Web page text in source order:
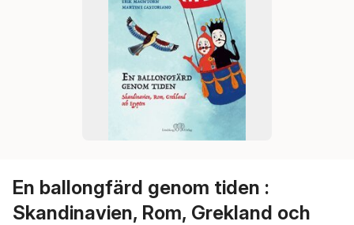
En ballongfärd genom tiden :
Skandinavien, Rom, Grekland och